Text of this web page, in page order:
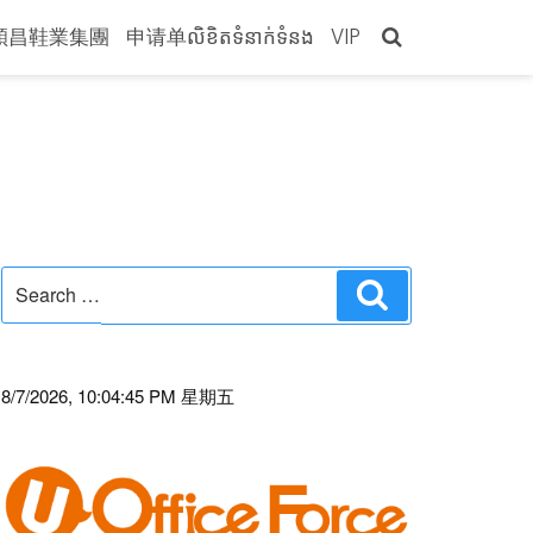
昌鞋業集團 申请单លិខិតទំនាក់ទំនង VIP
for:
8/7/2026, 10:04:45 PM 星期五